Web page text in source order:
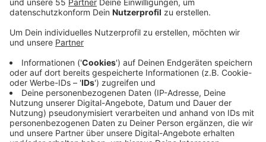
das haben wir in der Woche vom 01. Mai gemacht. Die
Kempen. Sie haben sich beworben, wurden gezogen
Wir freuen uns, dass wir den Jungs damit hoffentlich
eine erfolgreiche Saison bescheren können.
Anzeige